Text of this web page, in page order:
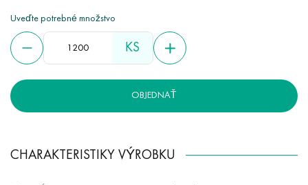
vhodné na balenie a skladovanie potravín.
Uveďte potrebné množstvo
KS
OBJEDNAŤ
CHARAKTERISTIKY VÝROBKU